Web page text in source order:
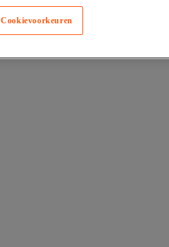
Cookievoorkeuren